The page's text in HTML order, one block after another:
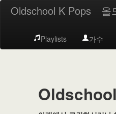
Oldschool K Pops 올
Playlists 가수